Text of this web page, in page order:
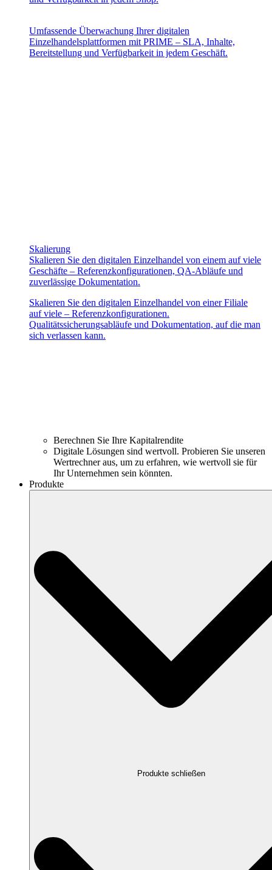
Umfassende Überwachung Ihrer digitalen
Einzelhandelsplattformen mit PRIME – SLA, Inhalte,
Bereitstellung und Verfügbarkeit in jedem Geschäft.
Skalierung
Skalieren Sie den digitalen Einzelhandel von einem auf viele
Geschäfte – Referenzkonfigurationen, QA-Abläufe und
zuverlässige Dokumentation.
Skalieren Sie den digitalen Einzelhandel von einer Filiale
auf viele – Referenzkonfigurationen.
Qualitätssicherungsabläufe und Dokumentation, auf die man
sich verlassen kann.
Berechnen Sie Ihre Kapitalrendite
Digitale Lösungen sind wertvoll. Probieren Sie unseren
Wertrechner aus, um zu erfahren, wie wertvoll sie für
Ihr Unternehmen sein könnten.
Produkte
Produkte schließen